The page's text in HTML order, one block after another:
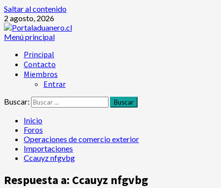
Saltar al contenido
2 agosto, 2026
Menú principal
Principal
Contacto
Miembros
Entrar
Buscar:
Inicio
Foros
Operaciones de comercio exterior
Importaciones
Ccauyz nfgvbg
Respuesta a: Ccauyz nfgvbg